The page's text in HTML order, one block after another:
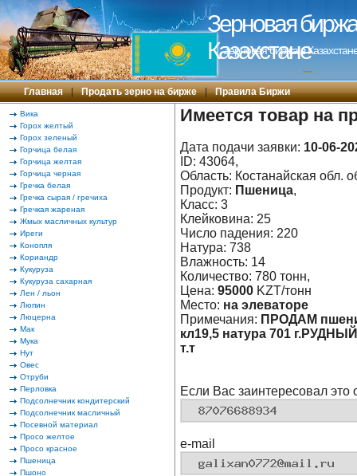
Зерновая
Казахстане
Зерновая биржа в
---
Главная | Продать зерно на бирже | Правила Биржи
Вика
Горох желтый
Горох зеленый
Горчица белая
Горчица желтая
Горчица черная
Гречка белая
Гречка сырая / гречиха
Гречкая жареная
Жмых масличных культур
Иреги
Конопля
Кориандр
Кукуруза
Кукуруза сахарная
Лен / льон
Люпин
Люцерна
Мак
Мука
Нут
Овес
Отруби
Перловка
Подсолнечник кондитерский
Подсолнечник масличный
Посевной материал
Просо желтое
Просо красное
Пшеница
Пшоно
Имеется товар на
Дата подачи заявки: 10-06-
ID: 43064,
Область: Костанайская обл.
Продукт: Пшеница,
Класс: 3
Клейковина: 25
Число падения: 220
Натура: 738
Влажность: 14
Количество: 780 тонн,
Цена: 95000 KZT/тонн
Место: на элеваторе
Примечания: ПРОДАМ
кл19,5 натура 701
т.т
Если Вас заинтересовал это
e-mail